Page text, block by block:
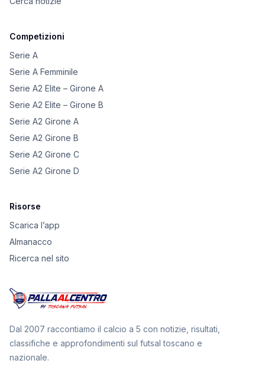
Competizioni
Serie A
Serie A Femminile
Serie A2 Elite – Girone A
Serie A2 Elite – Girone B
Serie A2 Girone A
Serie A2 Girone B
Serie A2 Girone C
Serie A2 Girone D
Risorse
Scarica l’app
Almanacco
Ricerca nel sito
Dal 2007 raccontiamo il calcio a 5 con notizie, risultati,
classifiche e approfondimenti sul futsal toscano e
nazionale.